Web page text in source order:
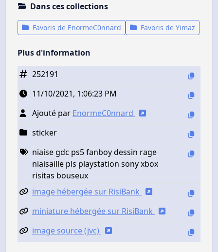
Dans ces collections
Favoris de EnormeC0nnard Favoris de Yimaz
Plus d'information
252191
11/10/2021, 1:06:23 PM
Ajouté par EnormeC0nnard
sticker
niaise gdc ps5 fanboy dessin rage
niaisaille pls playstation sony xbox
risitas bouseux
image hébergée sur RisiBank
miniature hébergée sur RisiBank
image source (jvc)